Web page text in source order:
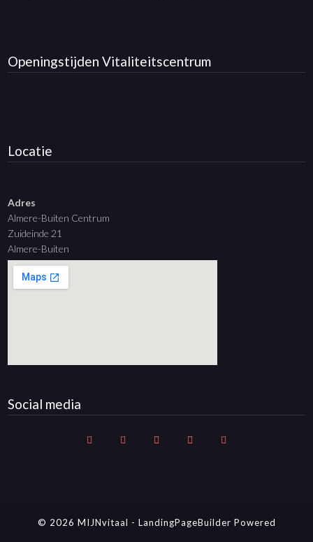
OpeningstijdenVitaliteitscentrum
Locatie
Adres
Almere-Buiten Centrum
Zuideinde 21
Almere-Buiten
Social media
© 2026 MIJNvitaal - LandingPageBuilder Powered